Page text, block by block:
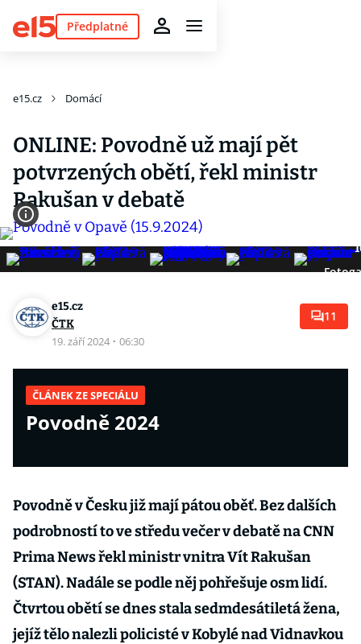
Předplatné
e15.cz Domácí
ONLINE: Povodně už mají pět
potvrzených obětí, řekl ministr
Rakušan v debatě
e15.cz
ČTK
19. září 2024 · 06:30
11
ČLÁNEK ZE SPECIÁLU
Povodně 2024
Povodně v Česku již mají pátou oběť. Bez dalších
podrobností to ve středu večer v debatě na CNN
Prima News řekl ministr vnitra Vít Rakušan
(STAN). Nadále se podle něj pohřešuje osm lidí.
Čtvrtou obětí se dnes stala sedmdesátiletá žena,
jejíž tělo nalezli policisté v Kobylé nad Vidnavkou